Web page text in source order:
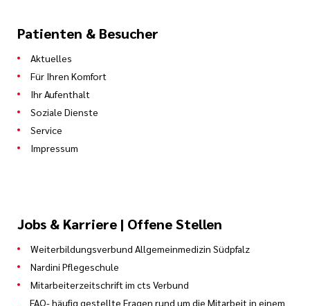
Patienten & Besucher
Aktuelles
Für Ihren Komfort
Ihr Aufenthalt
Soziale Dienste
Service
Impressum
Jobs & Karriere | Offene Stellen
Weiterbildungsverbund Allgemeinmedizin Südpfalz
Nardini Pflegeschule
Mitarbeiterzeitschrift im cts Verbund
FAQ- häufig gestellte Fragen rund um die Mitarbeit in einem